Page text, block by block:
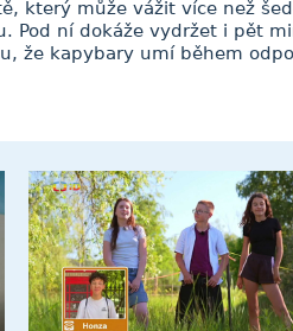
který může vážit více než
Pod ní dokáže vydržet i pět
že kapybary umí během